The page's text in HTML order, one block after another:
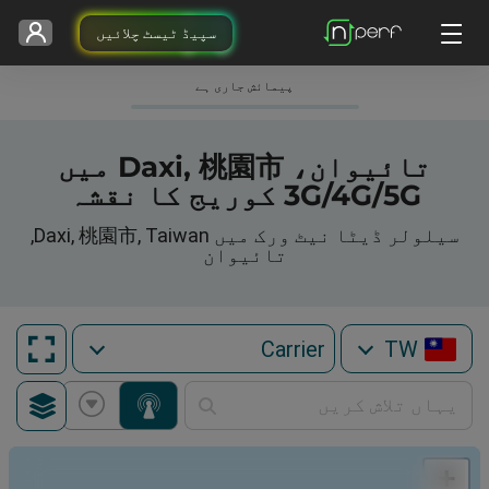
سپیڈ ٹیسٹ چلائیں
پیمائش جاری ہے
تائیوان، Daxi, 桃園市 میں
3G/4G/5G کوریج کا نقشہ
سیلولر ڈیٹا نیٹ ورک میں Daxi, 桃園市, Taiwan,
تائیوان
TW